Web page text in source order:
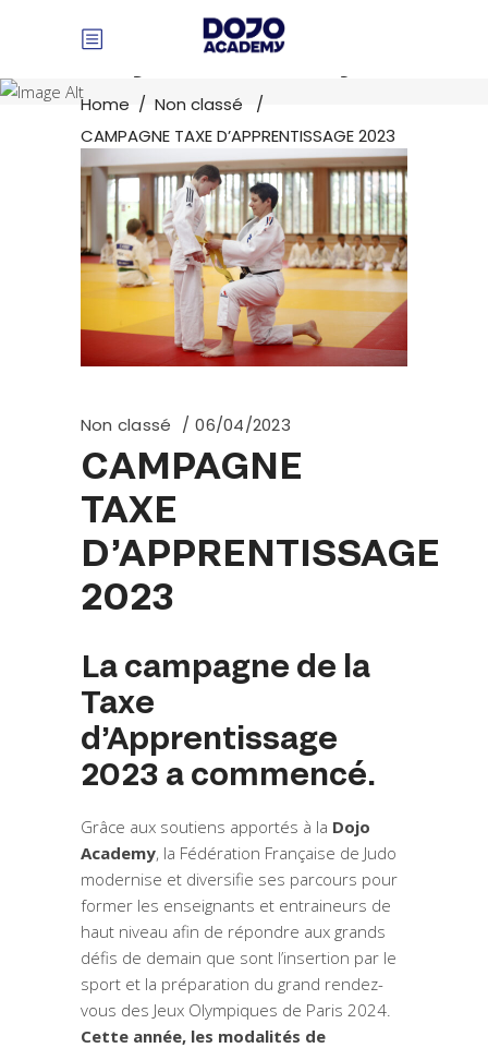
Dojo Academy
Home / Non classé
/
CAMPAGNE TAXE D’APPRENTISSAGE 2023
Non classé 06/04/2023
CAMPAGNE
TAXE
D’APPRENTISSAGE
2023
La campagne de la
Taxe
d’Apprentissage
2023 a commencé.
Grâce aux soutiens apportés à la Dojo
Academy, la Fédération Française de Judo
modernise et diversifie ses parcours pour
former les enseignants et entraineurs de
haut niveau afin de répondre aux grands
défis de demain que sont l’insertion par le
sport et la préparation du grand rendez-
vous des Jeux Olympiques de Paris 2024.
Cette année, les modalités de
Panneau de gestion des cookies